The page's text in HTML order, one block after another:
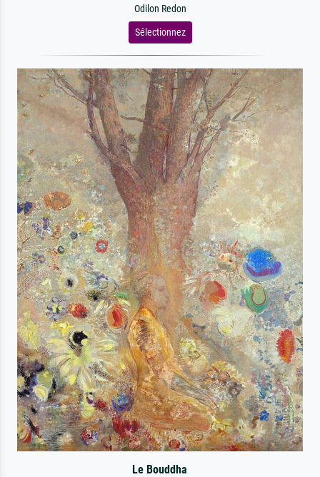
Odilon Redon
Sélectionnez
Le Bouddha